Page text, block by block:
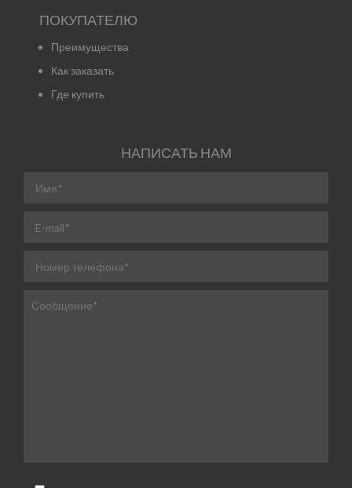
ПОКУПАТЕЛЮ
Преимущества
Как заказать
Где купить
НАПИСАТЬ НАМ